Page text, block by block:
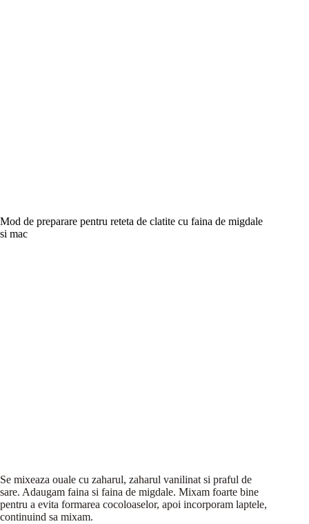
Mod de preparare pentru reteta de clatite cu faina de migdale
si mac
Se mixeaza ouale cu zaharul, zaharul vanilinat si praful de
sare. Adaugam faina si faina de migdale. Mixam foarte bine
pentru a evita formarea cocoloaselor, apoi incorporam laptele,
continuind sa mixam.